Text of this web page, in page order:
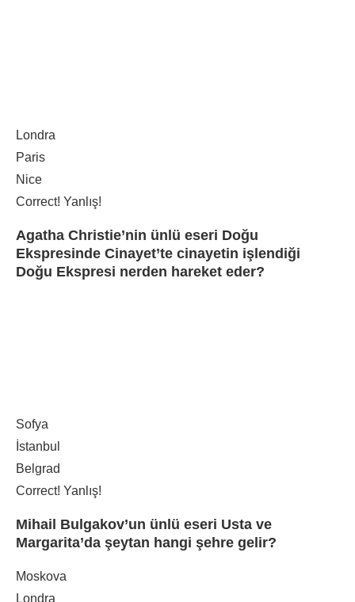
Londra
Paris
Nice
Correct! Yanlış!
Agatha Christie’nin ünlü eseri Doğu
Ekspresinde Cinayet’te cinayetin işlendiği
Doğu Ekspresi nerden hareket eder?
Sofya
İstanbul
Belgrad
Correct! Yanlış!
Mihail Bulgakov’un ünlü eseri Usta ve
Margarita’da şeytan hangi şehre gelir?
Moskova
Londra